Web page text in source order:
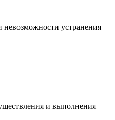
устранения
и выполнения